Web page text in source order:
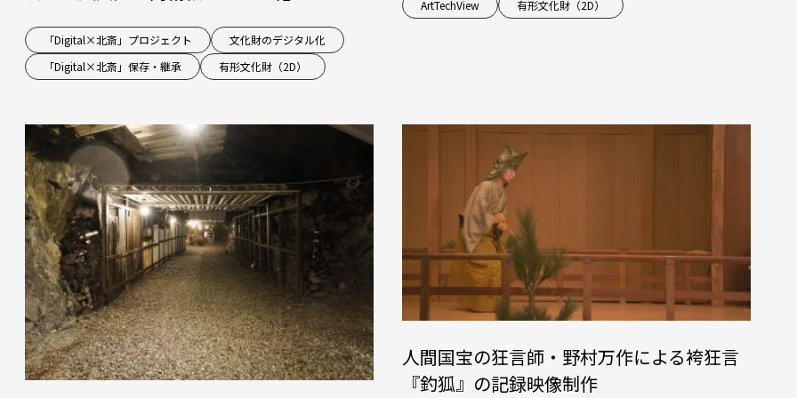
「Digital×北斎」プロジェクト
文化財のデジタル化
「Digital×北斎」保存・継承
有形文化財（2D）
ArtTechView 有形文化財（2D）
人間国宝の狂言師・野村万作による袴狂言
『釣狐』の記録映像制作